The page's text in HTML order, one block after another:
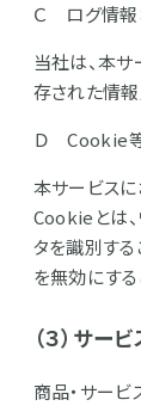
Ｃ ログ情報
当社は、本
存された情
Ｄ Cookie
本サービスに
Cookieとは
タを識別す
を無効にす
（３）サ
商品・サー